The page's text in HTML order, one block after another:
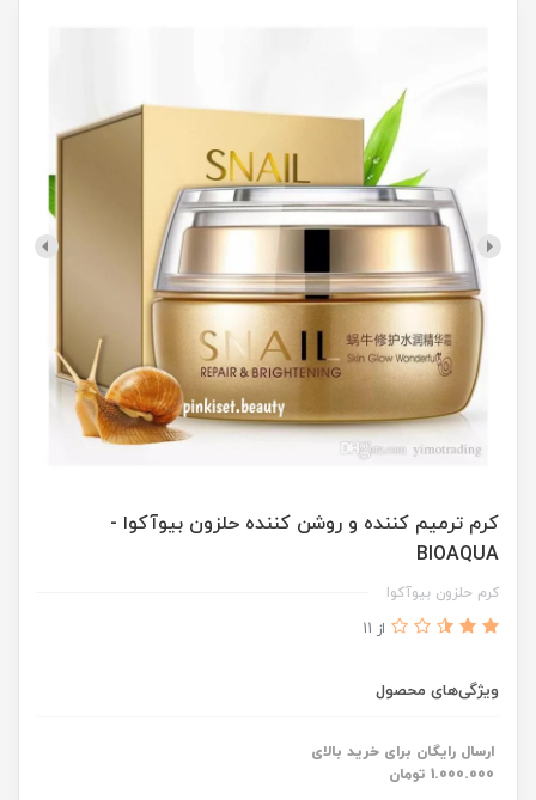
کرم ترمیم کننده و روشن کننده حلزون بیوآکوا -
BIOAQUA
کرم حلزون بیوآکوا
از 11
ویژگی‌های محصول
ارسال رایگان برای خرید بالای
1.000.000 تومان